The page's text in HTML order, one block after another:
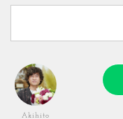
Akihito